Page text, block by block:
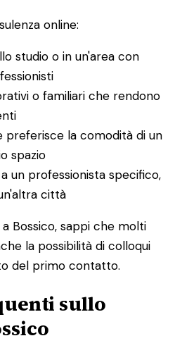
online:
studio o in un'area con
o familiari che rendono
preferisce la comodità di un
spazio
un professionista specifico,
città
Bossico, sappi che molti
la possibilità di colloqui
del primo contatto.
sullo